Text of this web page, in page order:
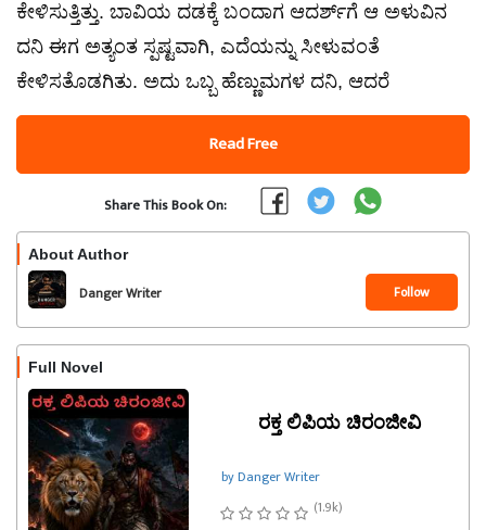
ಕೇಳಿಸುತ್ತಿತ್ತು. ಬಾವಿಯ ದಡಕ್ಕೆ ಬಂದಾಗ ಆದರ್ಶ್‌ಗೆ ಆ ಅಳುವಿನ
ದನಿ ಈಗ ಅತ್ಯಂತ ಸ್ಪಷ್ಟವಾಗಿ, ಎದೆಯನ್ನು ಸೀಳುವಂತೆ
ಕೇಳಿಸತೊಡಗಿತು. ಅದು ಒಬ್ಬ ಹೆಣ್ಣುಮಗಳ ದನಿ, ಆದರೆ
Read Free
Share This Book On:
About Author
Danger Writer Follow
Full Novel
ರಕ್ತ ಲಿಪಿಯ ಚಿರಂಜೀವಿ
by Danger Writer
(1.9k)